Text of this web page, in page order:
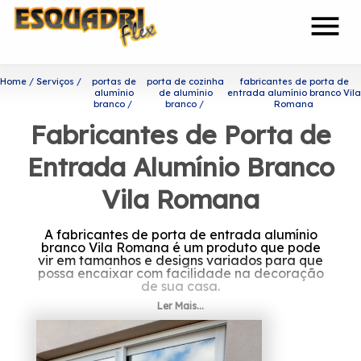
menu
Home Serviços
portas de
alumínio
branco
porta de cozinha
de alumínio
branco
fabricantes de porta de
entrada alumínio branco Vila
Romana
Fabricantes de Porta de
Entrada Alumínio Branco
Vila Romana
A fabricantes de porta de entrada alumínio
branco Vila Romana é um produto que pode
vir em tamanhos e designs variados para que
possa encaixar com facilidade na decoração
de sua casa.
Descubra mais sobre
fabricantes de porta de
Ler Mais...